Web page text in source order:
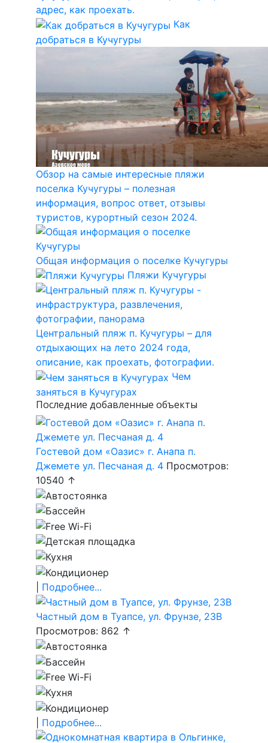
адрес, как проехать.
Как
добраться в Кучугуры
Обзор на самые интересные пляжи
поселка Кучугуры – полезная
информация, вопрос ответ, отзывы
туристов, курортный сезон 2024.
Общая информация о поселке Кучугуры
Пляжи Кучугуры
Центральный пляж п. Кучугуры – для
отдыхающих на лето 2024 года,
описание, как проехать, фотографии.
Чем
заняться в Кучугурах
Последние добавленные объекты
Гостевой дом «Оазис» г. Анапа п.
Джемете ул. Песчаная д. 4 Просмотров:
10540 ↑
Подробнее...
Частный дом в Туапсе, ул. Фрунзе, 23В
Просмотров: 862 ↑
Подробнее...